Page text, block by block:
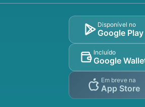
Disponível no
Google Play
Incluído
Google
Em breve na
App Store